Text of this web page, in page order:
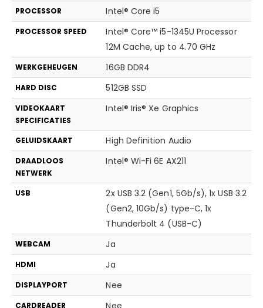
PROCESSOR Intel® Core i5
PROCESSOR SPEED
Intel® Core™ i5-1345U Processor
12M Cache, up to 4.70 GHz
WERKGEHEUGEN 16GB DDR4
HARD DISC 512GB SSD
VIDEOKAART
SPECIFICATIES
Intel® Iris® Xe Graphics
GELUIDSKAART High Definition Audio
DRAADLOOS
NETWERK
Intel® Wi-Fi 6E AX211
USB
2x USB 3.2 (Gen1, 5Gb/s), 1x USB 3.2
(Gen2, 10Gb/s) type-C, 1x
Thunderbolt 4 (USB-C)
WEBCAM Ja
HDMI Ja
DISPLAYPORT Nee
CARDREADER Nee